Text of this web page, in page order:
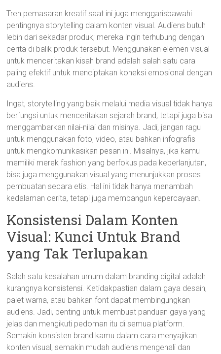
Tren pemasaran kreatif saat ini juga menggarisbawahi
pentingnya storytelling dalam konten visual. Audiens butuh
lebih dari sekadar produk; mereka ingin terhubung dengan
cerita di balik produk tersebut. Menggunakan elemen visual
untuk menceritakan kisah brand adalah salah satu cara
paling efektif untuk menciptakan koneksi emosional dengan
audiens.
Ingat, storytelling yang baik melalui media visual tidak hanya
berfungsi untuk menceritakan sejarah brand, tetapi juga bisa
menggambarkan nilai-nilai dan misinya. Jadi, jangan ragu
untuk menggunakan foto, video, atau bahkan infografis
untuk mengkomunikasikan pesan ini. Misalnya, jika kamu
memiliki merek fashion yang berfokus pada keberlanjutan,
bisa juga menggunakan visual yang menunjukkan proses
pembuatan secara etis. Hal ini tidak hanya menambah
kedalaman cerita, tetapi juga membangun kepercayaan.
Konsistensi Dalam Konten
Visual: Kunci Untuk Brand
yang Tak Terlupakan
Salah satu kesalahan umum dalam branding digital adalah
kurangnya konsistensi. Ketidakpastian dalam gaya desain,
palet warna, atau bahkan font dapat membingungkan
audiens. Jadi, penting untuk membuat panduan gaya yang
jelas dan mengikuti pedoman itu di semua platform.
Semakin konsisten brand kamu dalam cara menyajikan
konten visual, semakin mudah audiens mengenali dan